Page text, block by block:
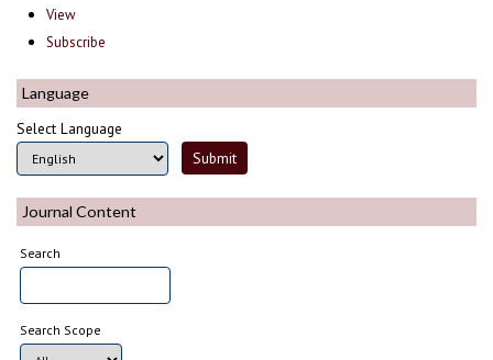
View
Subscribe
Language
Select Language
Journal Content
Search
Search Scope